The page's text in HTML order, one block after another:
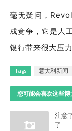
毫无疑问，
成竞争，它是人
银行带来很大压力
Tags 意大利新闻
您可能会喜欢这些博
注意
了